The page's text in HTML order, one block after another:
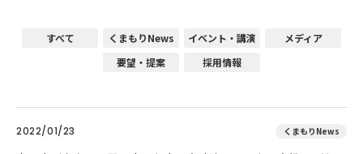
すべて くまもりNews イベント・講演
メディア
要望・提案
採用情報
2022/01/23 くまもりNews